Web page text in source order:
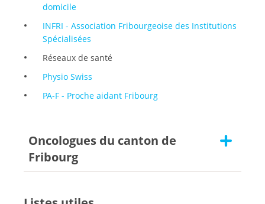
domicile
INFRI - Association Fribourgeoise des Institutions
Spécialisées
Réseaux de santé
Physio Swiss
PA-F - Proche aidant Fribourg
Oncologues du canton de
Fribourg